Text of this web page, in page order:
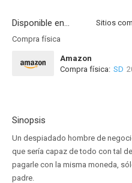
Disponible en...
Compra física
Amazon
Compra física: SD
Sinopsis
Un despiadado hombre de
que sería capaz de todo con tal
pagarle con la misma moneda,
padre.